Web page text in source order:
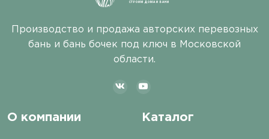
СТРОИМ ДОМА И БАНИ
Производство и продажа авторских перевозных
бань и бань бочек под ключ в Московской
области.
О компании Каталог